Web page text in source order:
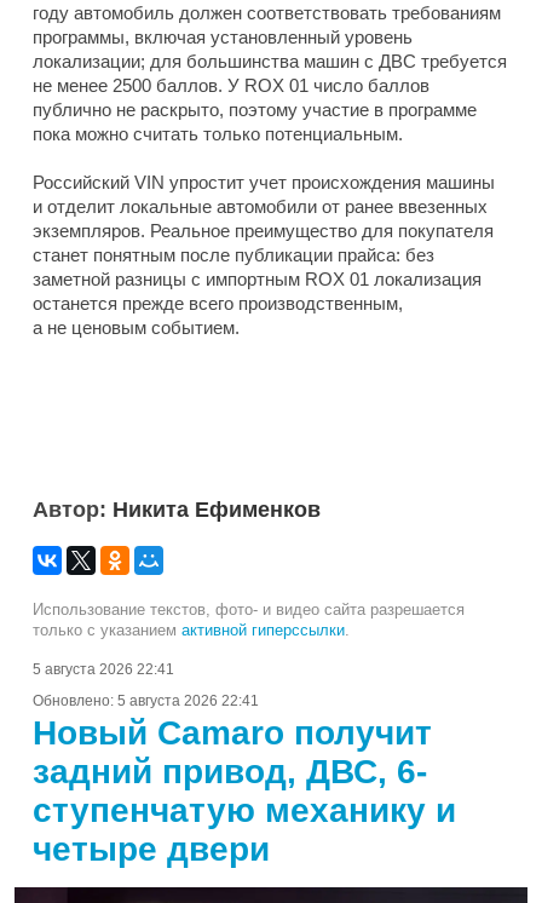
году автомобиль должен соответствовать требованиям
программы, включая установленный уровень
локализации; для большинства машин с ДВС требуется
не менее 2500 баллов. У ROX 01 число баллов
публично не раскрыто, поэтому участие в программе
пока можно считать только потенциальным.
Российский VIN упростит учет происхождения машины
и отделит локальные автомобили от ранее ввезенных
экземпляров. Реальное преимущество для покупателя
станет понятным после публикации прайса: без
заметной разницы с импортным ROX 01 локализация
останется прежде всего производственным,
а не ценовым событием.
Автор: Никита Ефименков
Использование текстов, фото- и видео сайта разрешается
только с указанием активной гиперссылки
5 августа 2026 22:41
Обновлено: 5 августа 2026 22:41
Новый Camaro получит
задний привод, ДВС, 6-
ступенчатую механику и
четыре двери